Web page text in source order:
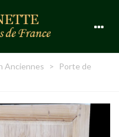
Anciennes >
Porte de